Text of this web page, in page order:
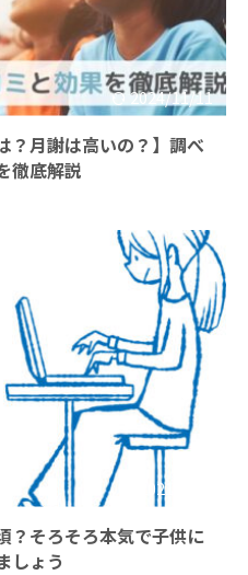
2024/11/11
？月謝は高いの？】調べ
徹底解説
2021/1/15
？そろそろ本気で子供に
しょう